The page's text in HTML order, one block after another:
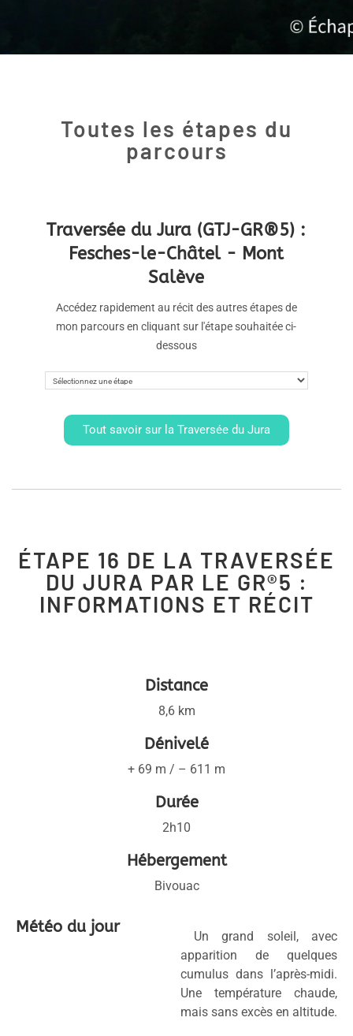
Toutes les étapes du
parcours
Traversée du Jura (GTJ-GR®5) :
Fesches-le-Châtel - Mont
Salève
Accédez rapidement au récit des autres étapes de
mon parcours en cliquant sur l'étape souhaitée ci-
dessous
Tout savoir sur la Traversée du Jura
ÉTAPE 16 DE LA TRAVERSÉE
DU JURA PAR LE GR®5 :
INFORMATIONS ET RÉCIT
Distance
8,6 km
Dénivelé
+ 69 m / – 611 m
Durée
2h10
Hébergement
Bivouac
Météo du jour
Un grand soleil, avec
apparition de quelques
cumulus dans l’après-midi.
Une température chaude,
mais sans excès en altitude.